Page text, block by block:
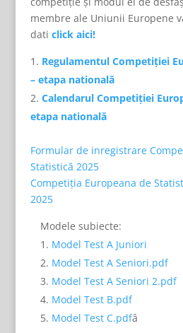
membre ale Uniunii Europene
dati click aici!
Regulamentul Competiției
– etapa natională
Calendarul Competiției
etapa natională
Formular de inregistrare
Statistică 2025
Competiția Europeana de
2025
Modele subiecte:
Model Test A Juniori
Model Test A Seniori.pdf
Model Test A Seniori 2.pdf
Model Test B.pdf
Model Test C.pdfâ